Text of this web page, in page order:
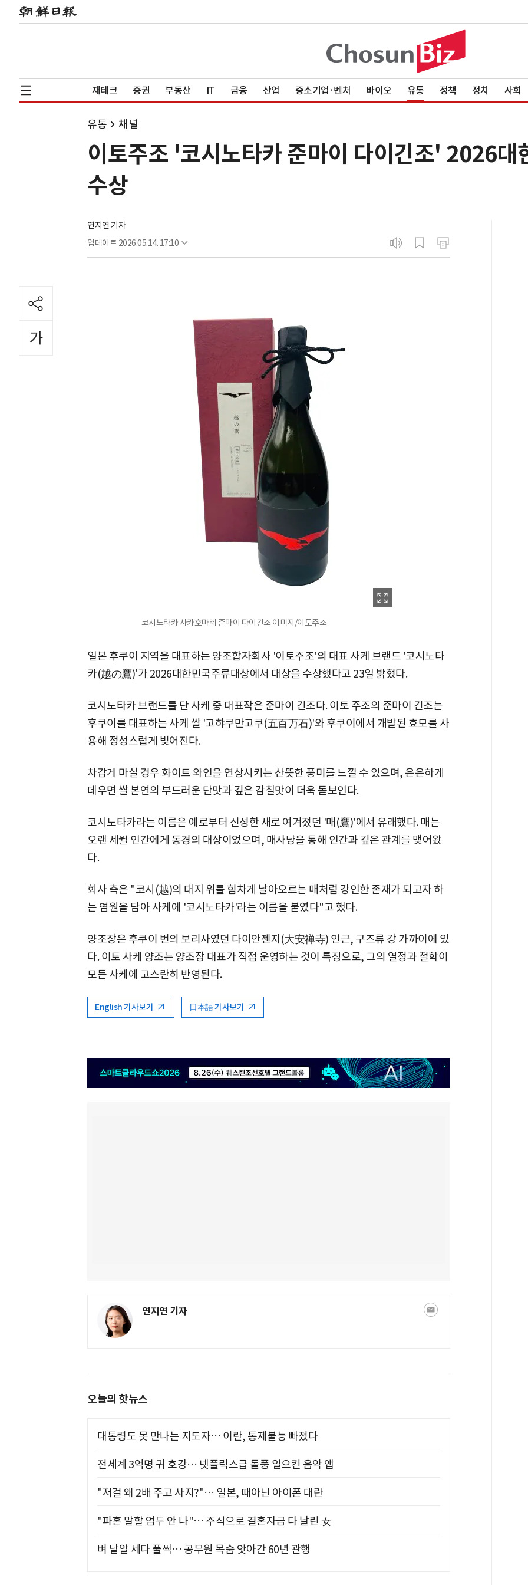
재테크 증권 부동산 IT 금융 산업 중소기업·벤처 바이오 유통 정책 정치 사회
유통 채널
이토주조 '코시노타카 준마이 다이긴조' 2026대
수상
연지연 기자
업데이트 2026.05.14. 17:10
코시노타카 사카호마레 준마이 다이긴조 이미지/이토주조
일본 후쿠이 지역을 대표하는 양조합자회사 '이토주조'의 대표 사케 브랜드 '코시노타
카(越の鷹)'가 2026대한민국주류대상에서 대상을 수상했다고 23일 밝혔다.
코시노타카 브랜드를 단 사케 중 대표작은 준마이 긴조다. 이토 주조의 준마이 긴조는
후쿠이를 대표하는 사케 쌀 '고햐쿠만고쿠(五百万石)'와 후쿠이에서 개발된 효모를 사
용해 정성스럽게 빚어진다.
차갑게 마실 경우 화이트 와인을 연상시키는 산뜻한 풍미를 느낄 수 있으며, 은은하게
데우면 쌀 본연의 부드러운 단맛과 깊은 감칠맛이 더욱 돋보인다.
코시노타카라는 이름은 예로부터 신성한 새로 여겨졌던 '매(鷹)'에서 유래했다. 매는
오랜 세월 인간에게 동경의 대상이었으며, 매사냥을 통해 인간과 깊은 관계를 맺어왔
다.
회사 측은 "코시(越)의 대지 위를 힘차게 날아오르는 매처럼 강인한 존재가 되고자 하
는 염원을 담아 사케에 '코시노타카'라는 이름을 붙였다"고 했다.
양조장은 후쿠이 번의 보리사였던 다이안젠지(大安禅寺) 인근, 구즈류 강 가까이에 있
다. 이토 사케 양조는 양조장 대표가 직접 운영하는 것이 특징으로, 그의 열정과 철학이
모든 사케에 고스란히 반영된다.
English 기사보기 日本語 기사보기
연지연 기자
오늘의 핫뉴스
대통령도 못 만나는 지도자… 이란, 통제불능 빠졌다
전세계 3억명 귀 호강… 넷플릭스급 돌풍 일으킨 음악 앱
"저걸 왜 2배 주고 사지?"… 일본, 때아닌 아이폰 대란
"파혼 말할 엄두 안 나"… 주식으로 결혼자금 다 날린 女
벼 낱알 세다 풀썩… 공무원 목숨 앗아간 60년 관행